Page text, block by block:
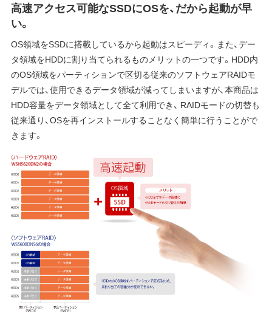
高速アクセス可能なSSDにOSを、だから起動が早
い。
OS領域をSSDに搭載しているから起動はスピーディ。また、デー
タ領域をHDDに割り当てられるものメリットの一つです。HDD内
のOS領域をパーティションで区切る従来のソフトウェアRAIDモ
デルでは、使用できるデータ領域が減ってしまいますが、本商品は
HDD容量をデータ領域として全て利用でき、 RAIDモードの切替も
従来通り、OSを再インストールすることなく簡単に行うことがで
きます。